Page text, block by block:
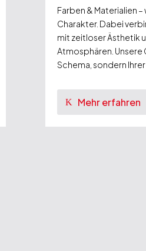
Farben & Materialien
Charakter. Dabei
mit zeitloser Ästhetik
Atmosphären.
Schema, sondern Ihrer
Mehr erfahren